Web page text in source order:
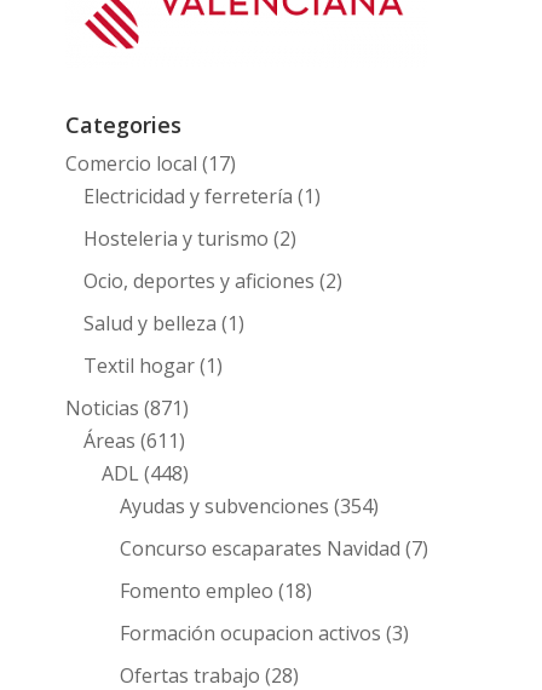
Categories
Comercio local (17)
Electricidad y ferretería (1)
Hosteleria y turismo (2)
Ocio, deportes y aficiones (2)
Salud y belleza (1)
Textil hogar(1)
Noticias (871)
Áreas (611)
ADL(448)
Ayudas y subvenciones (354)
Concurso escaparates Navidad (7)
Fomento empleo (18)
Formación ocupacion activos (3)
Ofertas trabajo (28)